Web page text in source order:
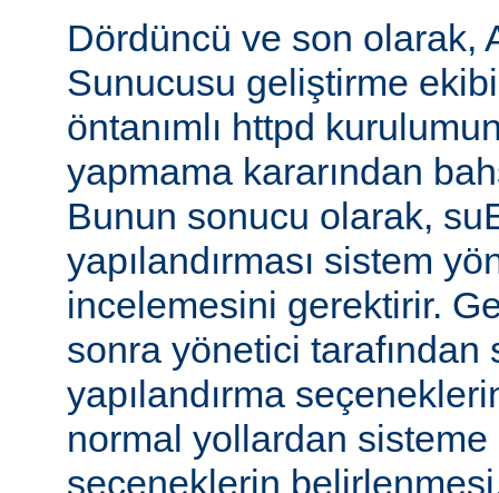
Dördüncü ve son olarak,
Sunucusu geliştirme
öntanımlı httpd
yapmama kararından
Bunun sonucu olarak,
yapılandırması sistem
incelemesini gerektirir.
sonra yönetici tarafından
yapılandırma
normal yollardan sisteme
seçeneklerin